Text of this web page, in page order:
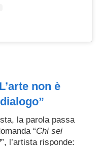
non è
la parola passa
“Chi sei
”, l’artista risponde: